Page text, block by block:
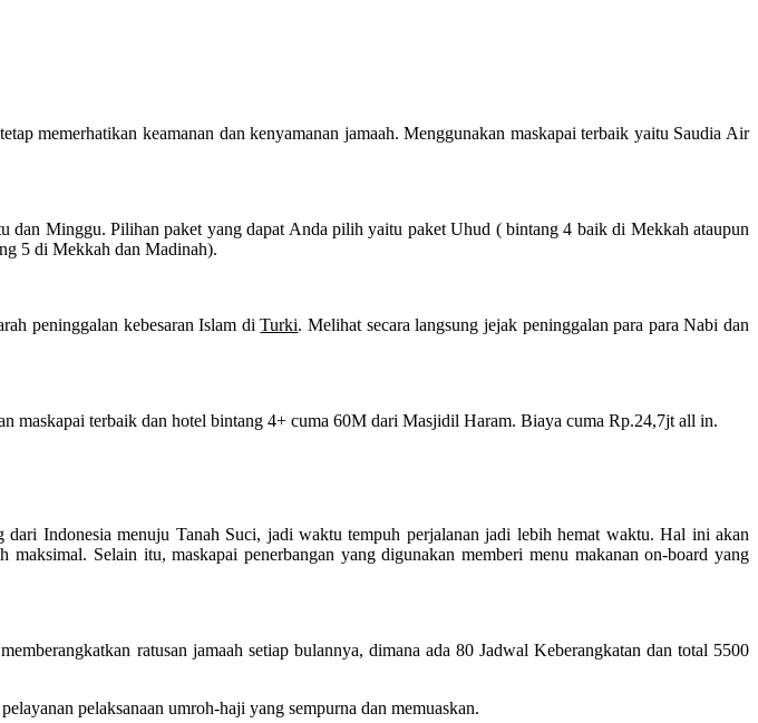
memerhatikan keamanan dan kenyamanan jamaah. Menggunakan maskapai terbaik yaitu Saudia Air
Minggu. Pilihan paket yang dapat Anda pilih yaitu paket Uhud ( bintang 4 baik di Mekkah ataupun
5 di Mekkah dan Madinah).
peninggalan kebesaran Islam diTurki. Melihat secara langsung jejak peninggalan para para Nabi dan
maskapai terbaik dan hotel bintang 4+ cuma 60M dari Masjidil Haram. Biaya cuma Rp.24,7jt all in.
Indonesia menuju Tanah Suci, jadi waktu tempuh perjalanan jadi lebih hemat waktu. Hal ini akan
Selain itu, maskapai penerbangan yang digunakan memberi menu makanan on-board yang
ratusan jamaah setiap bulannya, dimana ada 80 Jadwal Keberangkatan dan total 5500
pelaksanaan umroh-haji yang sempurna dan memuaskan.